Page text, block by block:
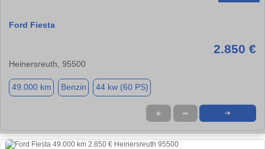
Ford Fiesta
2.850 €
Heinersreuth, 95500
49.000 km Benzin 44 kw (60 PS)
★ ➦ ➜